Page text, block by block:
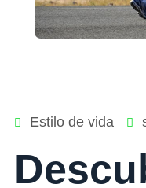
Estilo de vida